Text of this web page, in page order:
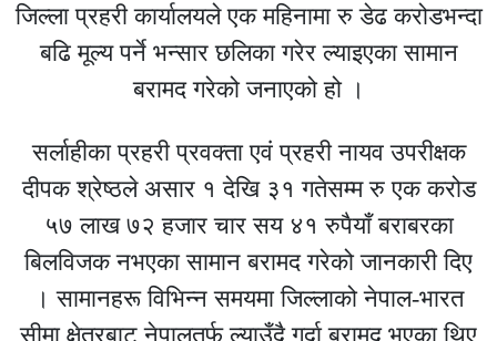
जिल्ला प्रहरी कार्यालयले एक महिनामा रु डेढ करोडभन्दा
बढि मूल्य पर्ने भन्सार छलिका गरेर ल्याइएका सामान
बरामद गरेको जनाएको हो ।
सर्लाहीका प्रहरी प्रवक्ता एवं प्रहरी नायव उपरीक्षक
दीपक श्रेष्ठले असार १ देखि ३१ गतेसम्म रु एक करोड
५७ लाख ७२ हजार चार सय ४१ रुपैयाँ बराबरका
बिलविजक नभएका सामान बरामद गरेको जानकारी दिए
। सामानहरू विभिन्न समयमा जिल्लाको नेपाल-भारत
सीमा क्षेत्रबाट नेपालतर्फ ल्याउँदै गर्दा बरामद भएका थिए